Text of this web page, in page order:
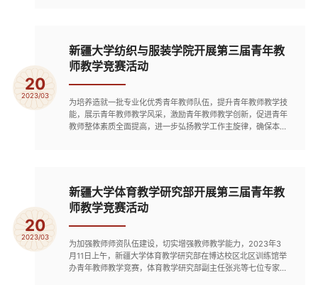
了竞赛，部...
20
2023/03
新疆大学纺织与服装学院开展第三届青年教
师教学竞赛活动
为培养造就一批专业化优秀青年教师队伍，提升青年教师教学技
能，展示青年教师教学风采，激励青年教师教学创新，促进青年
教师整体素质全面提高，进一步弘扬教学工作主旋律，确保本科
赛的10名...
20
2023/03
新疆大学体育教学研究部开展第三届青年教
师教学竞赛活动
为加强教师师资队伍建设，切实增强教师教学能力，2023年3
月11日上午，新疆大学体育教学研究部在博达校区北区训练馆举
办青年教师教学竞赛，体育教学研究部副主任张兆等七位专家作